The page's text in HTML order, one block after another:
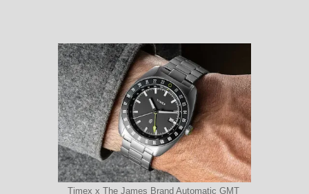
Timex x The James Brand Automatic GMT